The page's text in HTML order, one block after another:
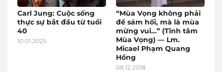
Carl Jung: Cuộc sống
thực sự bắt đầu từ tuổi
40
10.01.2025
“Mùa Vọng không phải
để sám hối, mà là mùa
mừng vui…” (Tĩnh tâm
Mùa Vọng) — Lm.
Micael Phạm Quang
Hồng
08.12.2018